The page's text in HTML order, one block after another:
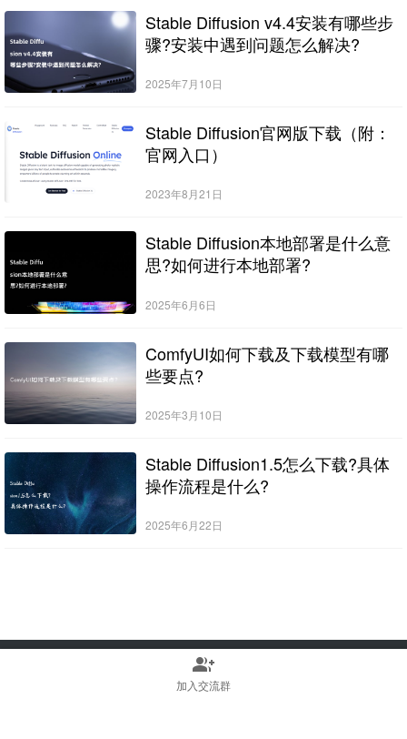
Stable Diffusion v4.4安装有哪些步
骤?安装中遇到问题怎么解决?
2025年7月10日
Stable Diffusion官网版下载（附：
官网入口）
2023年8月21日
Stable Diffusion本地部署是什么意
思?如何进行本地部署?
2025年6月6日
ComfyUI如何下载及下载模型有哪
些要点?
2025年3月10日
Stable Diffusion1.5怎么下载?具体
操作流程是什么?
2025年6月22日
Copyright © 2022-2025 Stable Diffusion中文网 版权所有
group_add
加入交流群